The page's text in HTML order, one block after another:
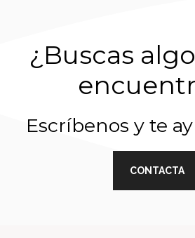
¿Buscas
Escríbenos y te
CONTACTA